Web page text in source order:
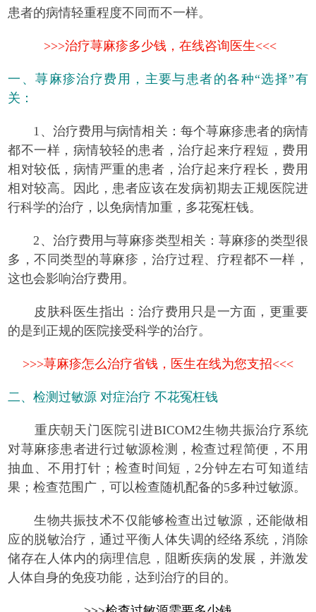
患者的病情轻重程度不同而不一样。
>>>治疗荨麻疹多少钱，在线咨询医生<<<
一、荨麻疹治疗费用，主要与患者的各种“选择”有
关：
1、治疗费用与病情相关：每个荨麻疹患者的病情
都不一样，病情较轻的患者，治疗起来疗程短，费用
相对较低，病情严重的患者，治疗起来疗程长，费用
相对较高。因此，患者应该在发病初期去正规医院进
行科学的治疗，以免病情加重，多花冤枉钱。
2、治疗费用与荨麻疹类型相关：荨麻疹的类型很
多，不同类型的荨麻疹，治疗过程、疗程都不一样，
这也会影响治疗费用。
皮肤科医生指出：治疗费用只是一方面，更重要
的是到正规的医院接受科学的治疗。
>>>荨麻疹怎么治疗省钱，医生在线为您支招<<<
二、检测过敏源 对症治疗 不花冤枉钱
重庆朝天门医院引进BICOM2生物共振治疗系统
对荨麻疹患者进行过敏源检测，检查过程简便 ，不用
抽血、不用打针；检查时间短，2分钟左右可知道结
果；检查范围广 ，可以检查随机配备的5多种过敏源。
生物共振技术不仅能够检查出过敏源，还能做相
应的脱敏治疗，通过平衡人体失调的经络系统，消除
储存在人体内的病理信息，阻断疾病的发展，并激发
人体自身的免疫功能，达到治疗的目的。